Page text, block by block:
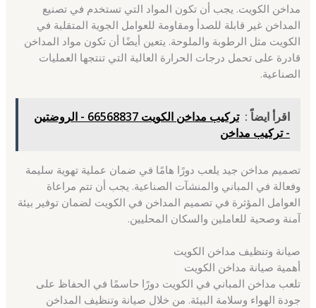
مداخن الكويت. يجب أن تكون المواد التي تستخدم في تصنيع
المداخن غير قابلة للصدأ ومقاومة للعوامل الجوية المتقلبة في
الكويت مثل الرطوبة والملوحة. يتعين أيضًا أن تكون مواد المداخن
قادرة على تحمل درجات الحرارة العالية التي تنتجها العمليات
الصناعية.
اقرأ ايضاً :
تركيب مداخن الكويت 66568837 - الروضتين
- تركيب مداخن
تصميم مداخن جيد يلعب دورًا هامًا في ضمان عملية تهوية سليمة
وفعالة في المباني والمنشآت الصناعية. يجب أن تتم مراعاة
العوامل المؤثرة في تصميم المداخن في الكويت لضمان توفير بيئة
آمنة وصحية للعاملين والسكان المحليين.
صيانة وتنظيف مداخن الكويت
أهمية صيانة مداخن الكويت
تلعب مداخن المباني في الكويت دورًا حاسمًا في الحفاظ على
جودة الهواء وسلامة البيئة. من خلال صيانة وتنظيف المداخن